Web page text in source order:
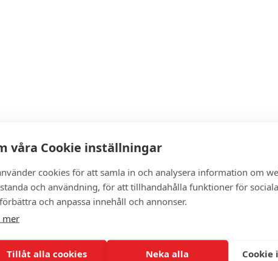
våra Cookie inställningar
cookies för att samla in och analysera information om
och användning, för att tillhandahålla funktioner för
och anpassa innehåll och annonser.
mer
Tillåt alla cookies Neka alla